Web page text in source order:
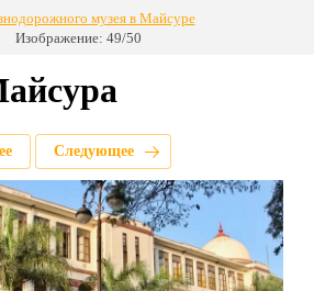
музея в Майсуре
Изображение: 49/50
Следующее